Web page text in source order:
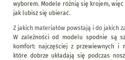
wyborem. Modele różnią się krojem,
jak lubisz się ubierać.
Z jakich materiałów powstają i do jakich
W zależności od modelu spodnie są
komfort: najczęściej z przewiewnych i
które dobrze układają się podczas